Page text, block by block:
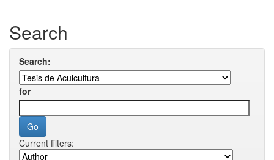
Search
Search:
for
Current filters: